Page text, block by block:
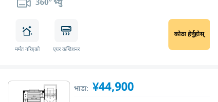
360° भ्यु
मर्मत गरिएको एयर कन्डिशनर
कोठा हेर्नुहोस्
भाडा: ¥44,900